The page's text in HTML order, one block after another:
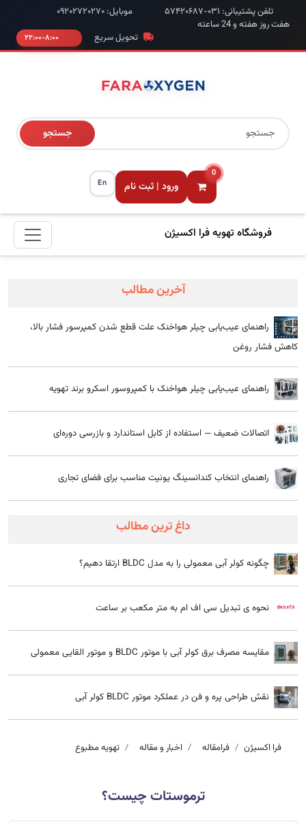
تلفن پشتیبانی: ۰۳۱-۵۷۴۲۰۶۸۷
موبایل: ۰۹۲۰۲۷۲۰۲۷۰
هفت روز هفته و 24 ساعته
تحویل سریع
جستجو
0
ورود | ثبت نام En
فروشگاه تهویه فرا اکسیژن
آخرین مطالب
راهنمای عیب‌یابی چیلر هواخنک علت قطع شدن کمپرسور فشار بالا،
کاهش فشار روغن
راهنمای عیب‌یابی چیلر هواخنک با کمپروسور اسکرو برند تهویه
اتصالات ضعیف — استفاده از کابل استاندارد و بازرسی دوره‌ای
راهنمای انتخاب کندانسینگ یونیت مناسب برای فضای تجاری
داغ ترین مطالب
چگونه کولر آبی معمولی را به مدل BLDC ارتقا دهیم؟
نحوه ی تبدیل سی اف ام به متر مکعب بر ساعت
مقایسه مصرف برق کولر آبی با موتور BLDC و موتور القایی معمولی
نقش طراحی پره و فن در عملکرد موتور BLDC کولر آبی
فرا اکسیژن فرامقاله اخبار و مقاله تهویه مطبوع
ترموستات چیست؟